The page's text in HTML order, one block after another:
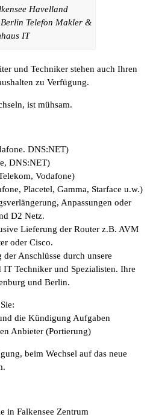
Havelland
Telefon Makler &
IT
und Techniker stehen auch Ihren
zu Verfügung.
ist mühsam.
DNS:NET)
DNS:NET)
Vodafone)
Placetel, Gamma, Starface u.w.)
Anpassungen oder
D2 Netz.
Lieferung der Router z.B. AVM
oder Cisco.
Anschlüsse durch unsere
Techniker und Spezialisten. Ihre
und Berlin.
die Kündigung Aufgaben
Anbieter (Portierung)
beim Wechsel auf das neue
in Falkensee Zentrum